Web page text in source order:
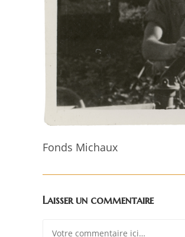
Fonds Michaux
Laisser un commentaire